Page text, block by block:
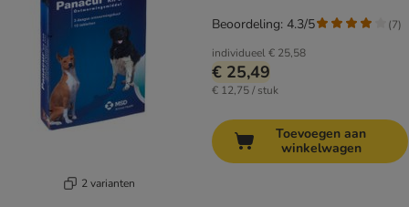
2 varianten
individueel€ 25,58
€ 25,49
€ 12,75 / stuk
Beoordeling: 4.3/5 (7)
Toevoegen aan
winkelwagen